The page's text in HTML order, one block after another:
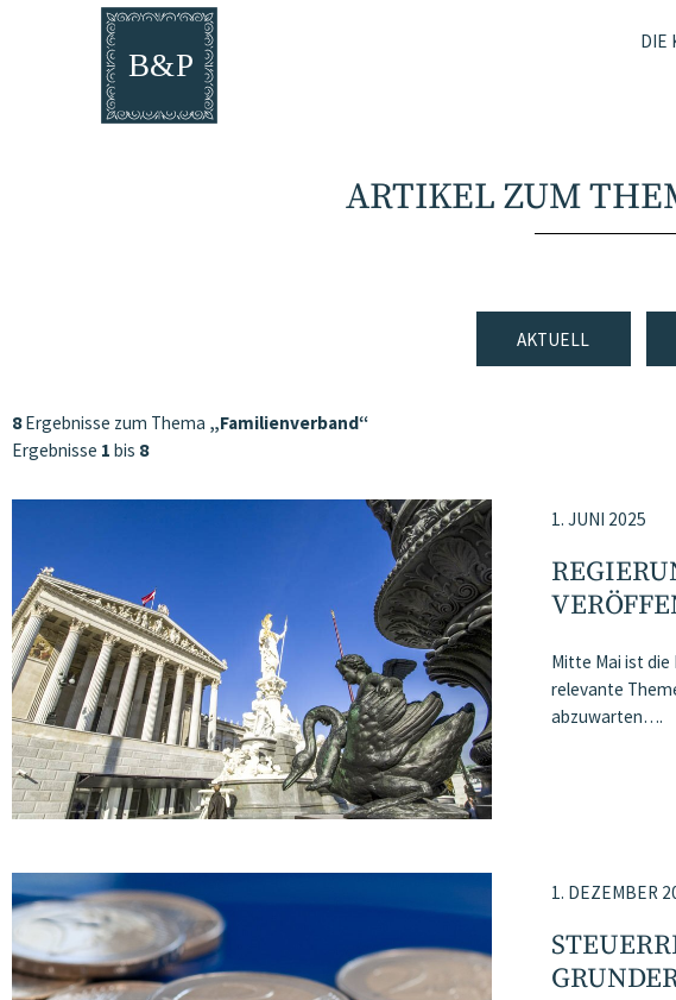
DIE
ARTIKEL ZUM
AKTUELL
8Ergebnisse zum Thema „Familienverband“
Ergebnisse 1 bis 8
1. JUNI 2025
Mitte Mai ist
relevante
abzuwarten….
1. DEZEMBER